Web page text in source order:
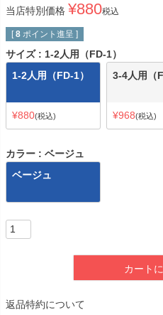
当店特別価格 ¥880税込
[ 8 ポイント進呈 ]
サイズ
1-2人用（FD-1）
1-2人用（FD-1）
¥880 税込
3-4人用（
¥968 税込
カラー
ベージュ
ベージュ
カート
返品特約について